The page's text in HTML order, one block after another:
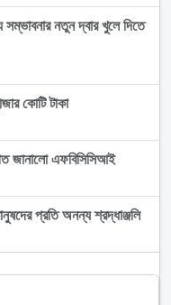
নতুন দ্বার খুলে দিতে
কোটি টাকা
জানালো এফবিসিসিআই
প্রতি অনন্য শ্রদ্ধাঞ্জলি